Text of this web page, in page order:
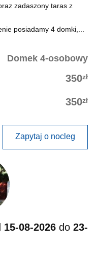
zadaszony taras z
posiadamy 4 domki,...
Domek 4-osobowy
350zł
350zł
Zapytaj o nocleg
15-08-2026 do 23-